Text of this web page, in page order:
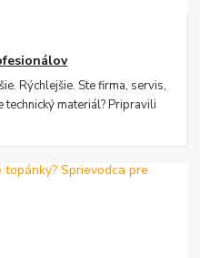
Rýchlejšie. Ste firma, servis,
materiál? Pripravili